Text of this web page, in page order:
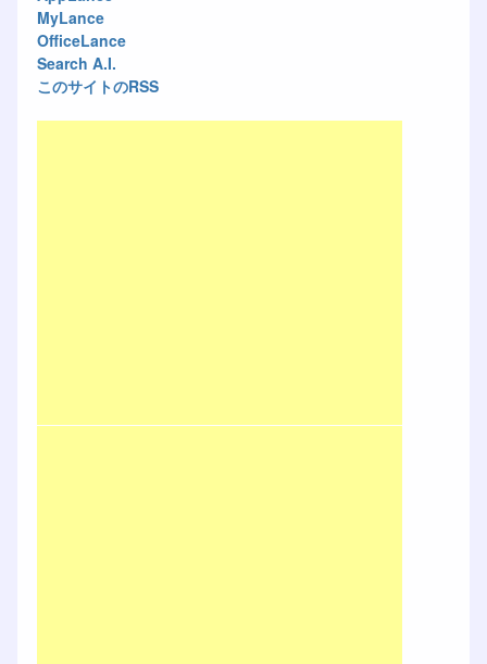
MyLance
OfficeLance
Search A.I.
このサイトのRSS